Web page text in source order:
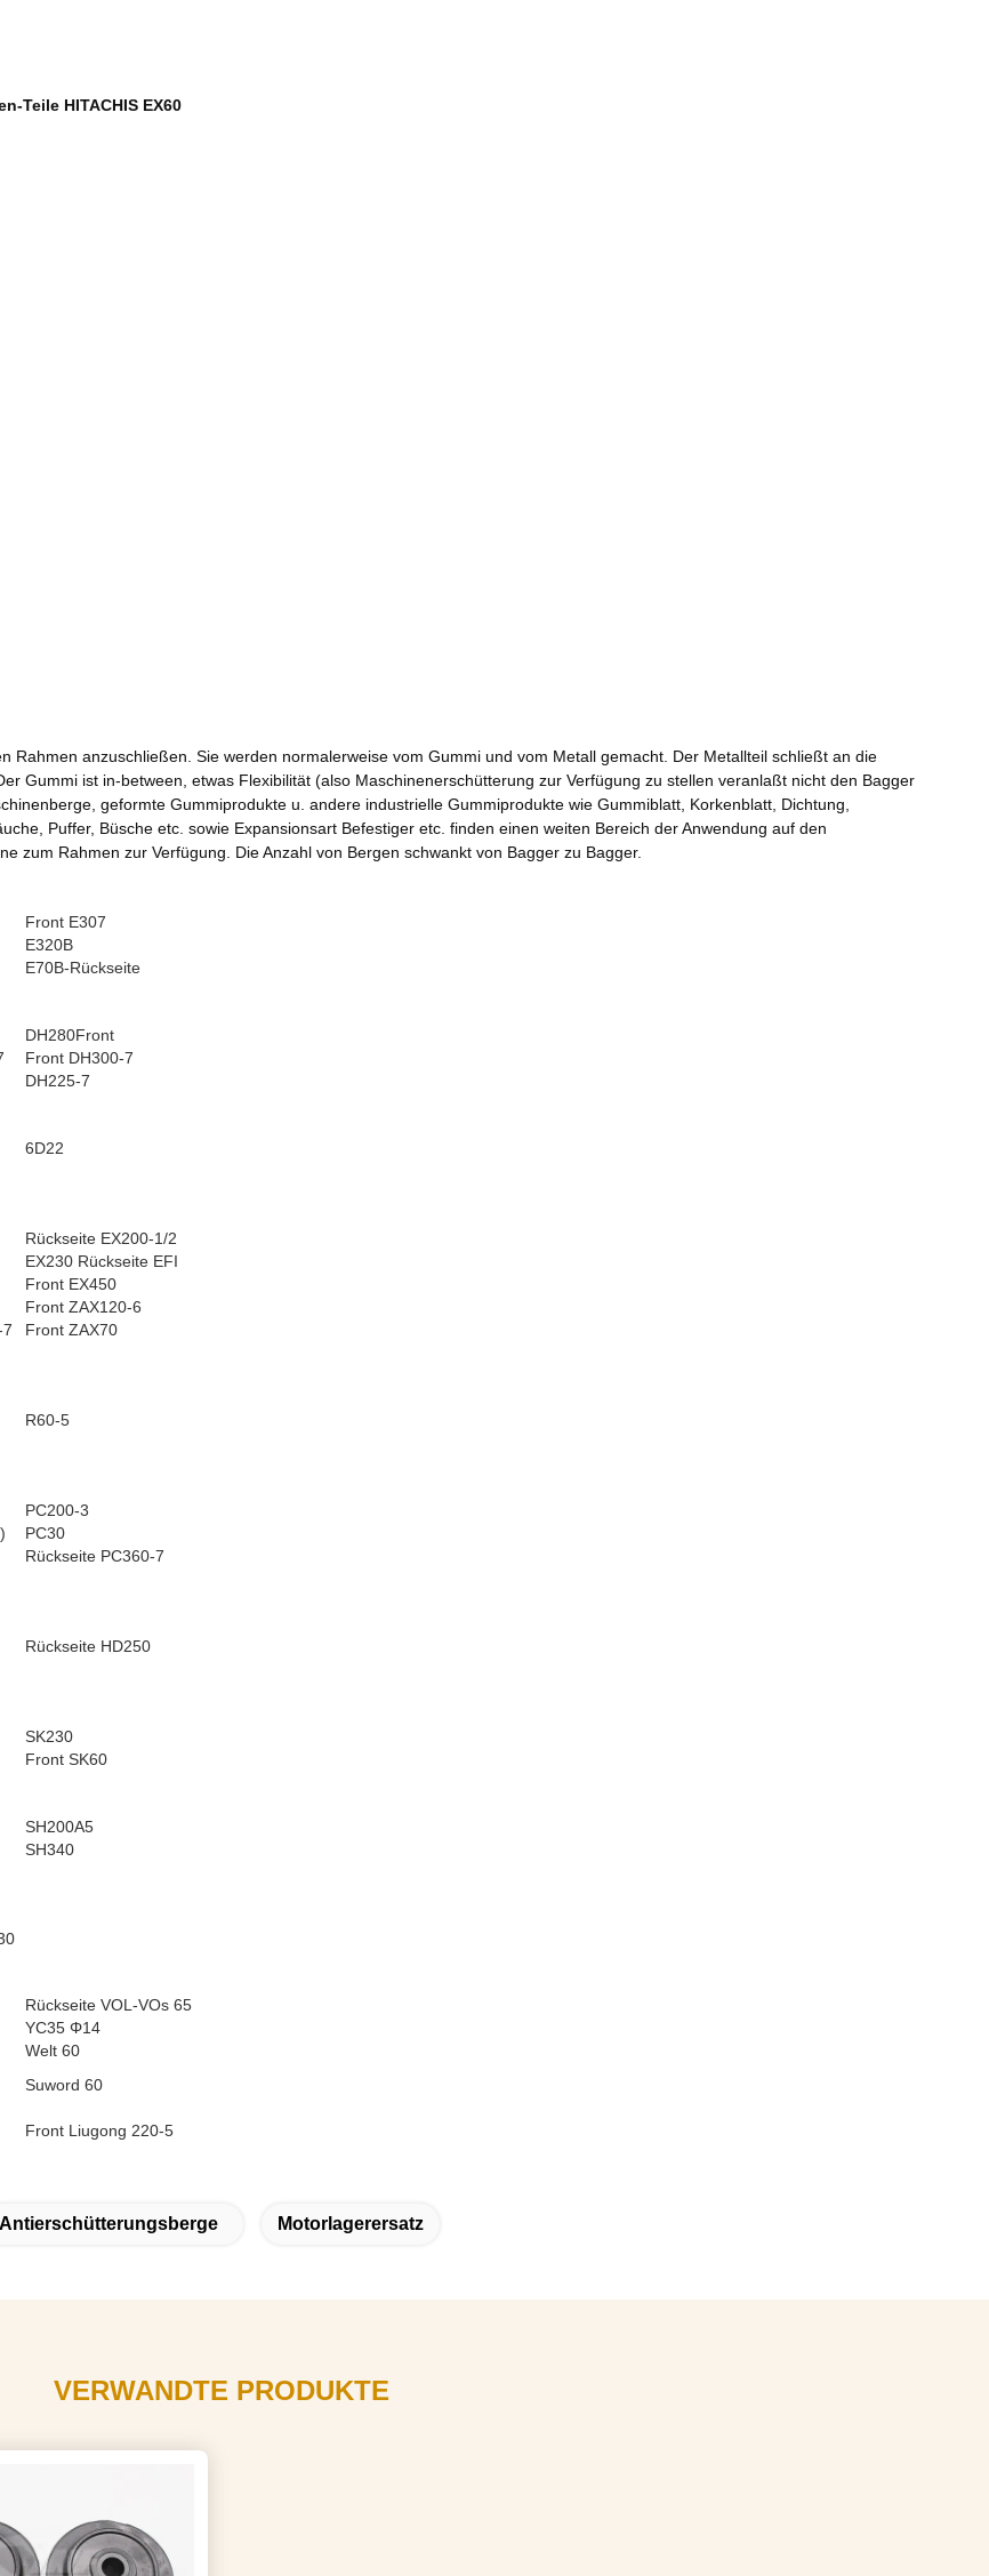
Teile HITACHIS EX60
anzuschließen. Sie werden normalerweise vom Gummi und vom Metall gemacht. Der Metallteil schließt an die
Gummi ist in-between, etwas Flexibilität (also Maschinenerschütterung zur Verfügung zu stellen veranlaßt nicht den Bagger
geformte Gummiprodukte u. andere industrielle Gummiprodukte wie Gummiblatt, Korkenblatt, Dichtung,
Puffer, Büsche etc. sowie Expansionsart Befestiger etc. finden einen weiten Bereich der Anwendung auf den
zum Rahmen zur Verfügung. Die Anzahl von Bergen schwankt von Bagger zu Bagger.
Front E307
E320B
E70B-Rückseite
DH280Front
Front DH300-7
DH225-7
6D22
Rückseite EX200-1/2
EX230 Rückseite EFI
Front EX450
Front ZAX120-6
Front ZAX70
R60-5
PC200-3
PC30
Rückseite PC360-7
Rückseite HD250
SK230
Front SK60
SH200A5
SH340
Rückseite VOL-VOs 65
YC35 Φ14
Welt 60
Suword 60
Front Liugong 220-5
Antierschütterungsberge Motorlagerersatz
VERWANDTE PRODUKTE